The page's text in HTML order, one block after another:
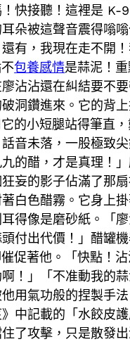
快接聽！這裡是 K-
朵被這聲音震得嗡
有，我現在走不開
包養感情是蒜泥！
沾沾還在糾結要不
洞鑽進來。它的背
小短腿站得筆直，
音未落，一股極致
的醋，才是真理！
妄的影子佔滿了那
白色醋霧。它身上
得像是磨砂紙。「
付出代價！」醋罐
促著他。「快點！
！」「不准動我的
用氣功般的捏製手
中記載的「水餃皮
了攻擊，只是散發